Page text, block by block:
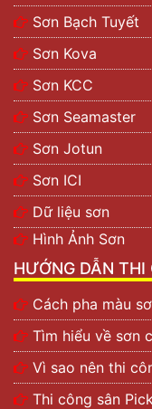
Sơn Bạch Tuyết
Sơn Kova
Sơn KCC
Sơn Seamaster
Sơn Jotun
Sơn ICI
Dữ liệu sơn
Hình Ảnh Sơn
HƯỚNG DẪN THI
Cách pha màu
Tìm hiểu về sơn
Vì sao nên thi
Thi công sân